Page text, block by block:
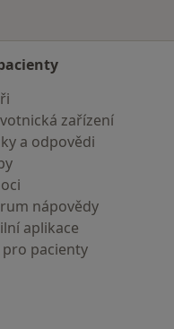
zařízení
a odpovědi
nápovědy
aplikace
pro pacienty